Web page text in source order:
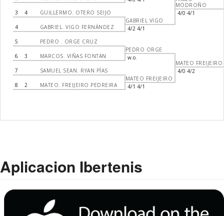
3 4 GUILLERMO. OTERO SEIJO
4 GABRIEL. VIGO FERNÁNDEZ
5 PEDRO . ORGE CRUZ
6 3 MARCOS. VIÑAS FONTAN
7 SAMUEL SEAN. RYAN PÍAS
8 2 MATEO. FREIJEIRO PEDREIRA
GABRIEL VIGO
4/2 4/1
PEDRO ORGE
w.o.
MATEO FREIJEIRO
4/1 4/1
MODROÑO
4/0 4/1
MATEO FREIJEIRO
4/0 4/2
Aplicacion Ibertenis